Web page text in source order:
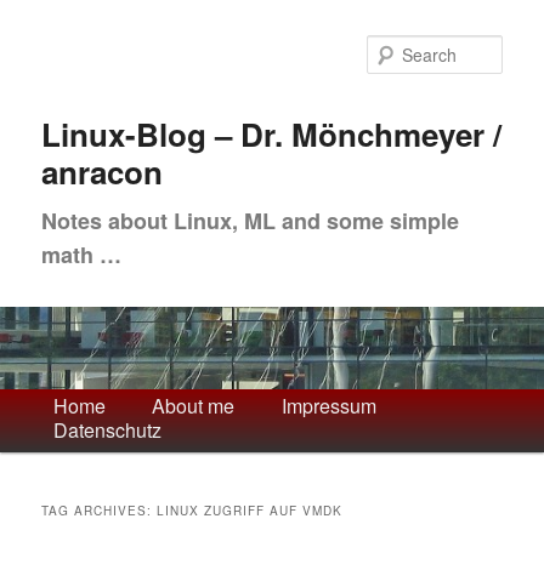
content
contentLinux-Blog – Dr. Mönchmeyer /
anracon
Notes about Linux, ML and some simple
math …
Main
menu
Home About me
Impressum
Datenschutz
TAG ARCHIVES:LINUX ZUGRIFF AUF VMDK